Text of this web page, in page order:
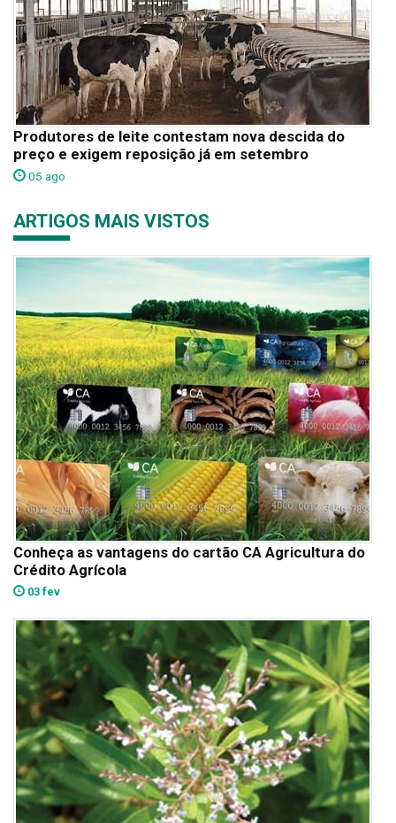
Produtores de leite contestam nova descida do
preço e exigem reposição já em setembro
05 ago
ARTIGOS MAIS VISTOS
Conheça as vantagens do cartão CA Agricultura do
Crédito Agrícola
03 fev